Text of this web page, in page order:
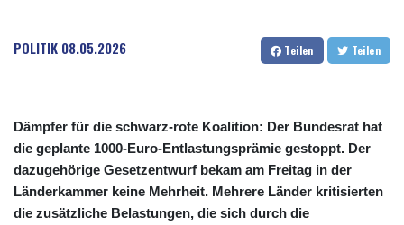
POLITIK 08.05.2026 Teilen Teilen
Dämpfer für die schwarz-rote Koalition: Der Bundesrat hat
die geplante 1000-Euro-Entlastungsprämie gestoppt. Der
dazugehörige Gesetzentwurf bekam am Freitag in der
Länderkammer keine Mehrheit. Mehrere Länder kritisierten
die zusätzliche Belastungen, die sich durch die